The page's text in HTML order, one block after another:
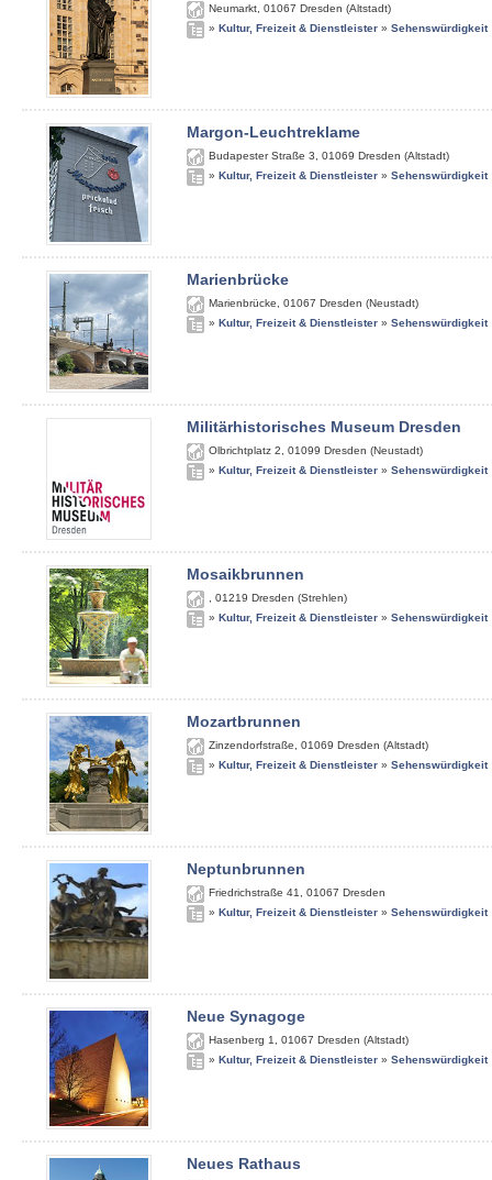
Neumarkt 01067 Dresden (Altstadt)
» Kultur, Freizeit & Dienstleister » Sehenswürdigkeit
Margon-Leuchtreklame
Budapester Straße 3 01069 Dresden (Altstadt)
» Kultur, Freizeit & Dienstleister » Sehenswürdigkeit
Marienbrücke
Marienbrücke 01067 Dresden (Neustadt)
» Kultur, Freizeit & Dienstleister » Sehenswürdigkeit
Militärhistorisches Museum Dresden
Olbrichtplatz 2 01099 Dresden (Neustadt)
» Kultur, Freizeit & Dienstleister » Sehenswürdigkeit
Mosaikbrunnen
01219 Dresden (Strehlen)
» Kultur, Freizeit & Dienstleister » Sehenswürdigkeit
Mozartbrunnen
Zinzendorfstraße 01069 Dresden (Altstadt)
» Kultur, Freizeit & Dienstleister » Sehenswürdigkeit
Neptunbrunnen
Friedrichstraße 41 01067 Dresden
» Kultur, Freizeit & Dienstleister » Sehenswürdigkeit
Neue Synagoge
Hasenberg 1 01067 Dresden (Altstadt)
» Kultur, Freizeit & Dienstleister » Sehenswürdigkeit
Neues Rathaus